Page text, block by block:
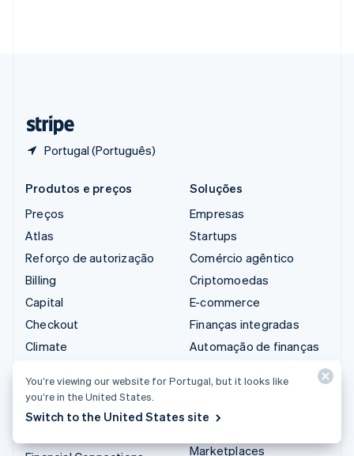
Portugal (Português)
Produtos e preços
Preços
Atlas
Reforço de autorização
Billing
Capital
Checkout
Climate
Criptomoedas
Data Pipeline
Soluções
Empresas
Startups
Comércio agêntico
Criptomoedas
E-commerce
Finanças integradas
Automação de finanças
todo
Pagamentos no
Marketplaces
You’re viewing our website for Portugal, but it looks like
you’re in the United States.
Switch to the United States site